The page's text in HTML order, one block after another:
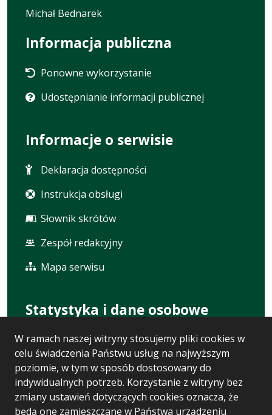
W ramach naszej witryny stosujemy pliki cookies w
celu świadczenia Państwu usług na najwyższym
poziomie, w tym w sposób dostosowany do
indywidualnych potrzeb. Korzystanie z witryny bez
zmiany ustawień dotyczących cookies oznacza, że
będą one zamieszczane w Państwa urządzeniu
Michał Bednarek
Informacja publiczna
Ponowne wykorzystanie
Udostępnianie informacji publicznej
Informacje o serwisie
Deklaracja dostępności
Instrukcja obsługi
Słownik skrótów
Zespół redakcyjny
Mapa serwisu
Statystyka i dane osobowe
Statystyki oglądalności
Ostatnio dodane
Polityka prywatności
RODO